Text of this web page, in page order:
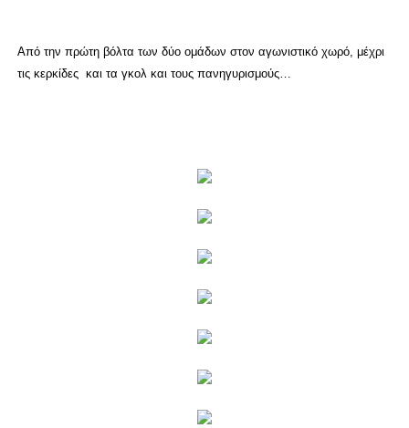
Από την πρώτη βόλτα των δύο ομάδων στον αγωνιστικό χωρό, μέχρι
τις κερκίδες και τα γκολ και τους πανηγυρισμούς…